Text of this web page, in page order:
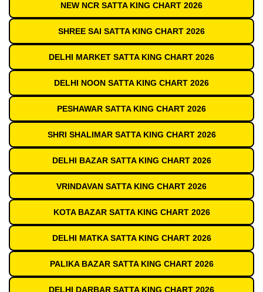
NEW NCR SATTA KING CHART 2026
SHREE SAI SATTA KING CHART 2026
DELHI MARKET SATTA KING CHART 2026
DELHI NOON SATTA KING CHART 2026
PESHAWAR SATTA KING CHART 2026
SHRI SHALIMAR SATTA KING CHART 2026
DELHI BAZAR SATTA KING CHART 2026
VRINDAVAN SATTA KING CHART 2026
KOTA BAZAR SATTA KING CHART 2026
DELHI MATKA SATTA KING CHART 2026
PALIKA BAZAR SATTA KING CHART 2026
DELHI DARBAR SATTA KING CHART 2026